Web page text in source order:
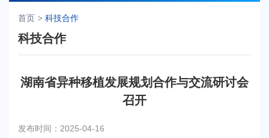
首页 科技合作
科技合作
湖南省异种移植发展规划合作与交流研讨会
召开
发布时间：2025-04-16